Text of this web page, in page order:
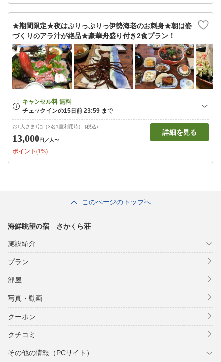
★期間限定★夜はぷりっぷりっ伊勢海老のお刺身★朝は姿
づくりのアラ汁が絶品★豪華舟盛り付き2食プラン！
お1人さま1泊（3名1室利用時） (税込)
13,000円 ／人〜
ポイント(1%)
詳細を見る
このページのトップへ
海鮮眺望の宿 さかくら荘
施設紹介
プラン
部屋
写真・動画
クーポン
クチコミ
その他の情報（PCサイト）